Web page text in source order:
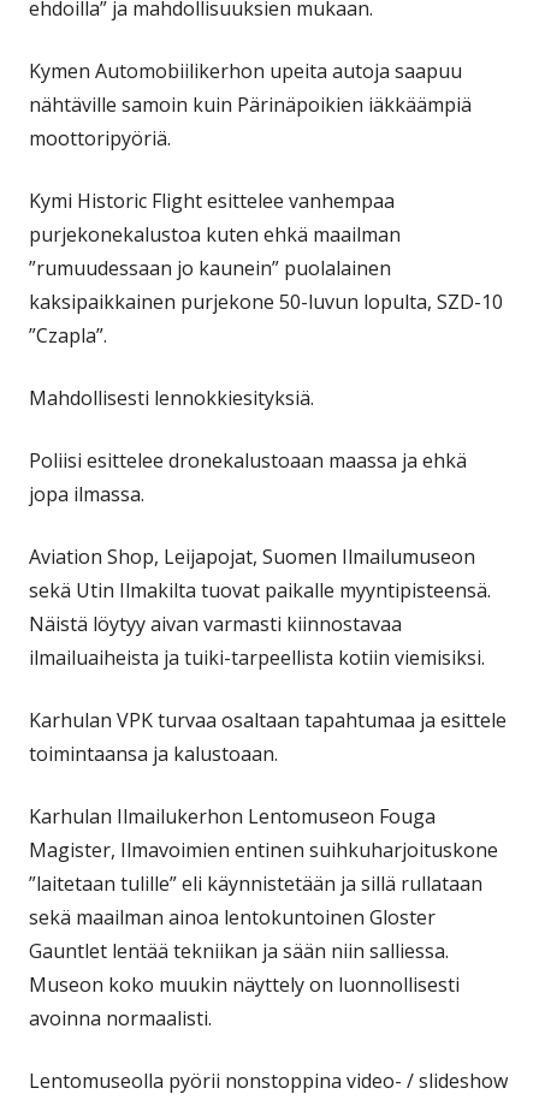
ehdoilla” ja mahdollisuuksien mukaan.
Kymen Automobiilikerhon upeita autoja saapuu
nähtäville samoin kuin Pärinäpoikien iäkkäämpiä
moottoripyöriä.
Kymi Historic Flight esittelee vanhempaa
purjekonekalustoa kuten ehkä maailman
”rumuudessaan jo kaunein” puolalainen
kaksipaikkainen purjekone 50-luvun lopulta, SZD-10
”Czapla”.
Mahdollisesti lennokkiesityksiä.
Poliisi esittelee dronekalustoaan maassa ja ehkä
jopa ilmassa.
Aviation Shop, Leijapojat, Suomen Ilmailumuseon
sekä Utin Ilmakilta tuovat paikalle myyntipisteensä.
Näistä löytyy aivan varmasti kiinnostavaa
ilmailuaiheista ja tuiki-tarpeellista kotiin viemisiksi.
Karhulan VPK turvaa osaltaan tapahtumaa ja esittele
toimintaansa ja kalustoaan.
Karhulan Ilmailukerhon Lentomuseon Fouga
Magister, Ilmavoimien entinen suihkuharjoituskone
”laitetaan tulille” eli käynnistetään ja sillä rullataan
sekä maailman ainoa lentokuntoinen Gloster
Gauntlet lentää tekniikan ja sään niin salliessa.
Museon koko muukin näyttely on luonnollisesti
avoinna normaalisti.
Lentomuseolla pyörii nonstoppina video- / slideshow